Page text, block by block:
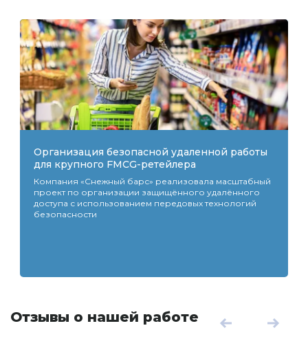
Организация безопасной удаленной работы
для крупного FMCG-ретейлера
Компания «Снежный барс» реализовала масштабный
проект по организации защищённого удалённого
доступа с использованием передовых технологий
безопасности
Отзывы о нашей работе